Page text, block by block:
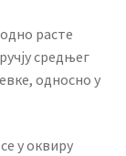
расте
средњег
односно у
у оквиру